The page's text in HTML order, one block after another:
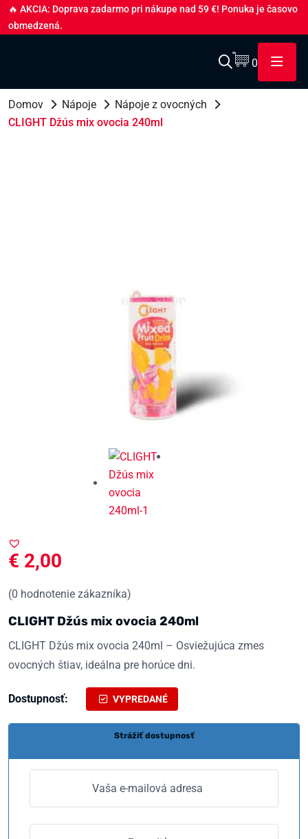
🔥 AKCIA: Doprava zadarmo pri nákupe nad 59 €! Ponuka je časovo
obmedzená.
0
Domov Nápoje
Nápoje z ovocných
CLIGHT Džús mix ovocia 240ml
€ 2,00
(0 hodnotenie zákazníka)
CLIGHT Džús mix ovocia 240ml
CLIGHT Džús mix ovocia 240ml – Osviežujúca zmes
ovocných štiav, ideálna pre horúce dni.
Dostupnosť: VYPREDANÉ
Strážiť dostupnosť